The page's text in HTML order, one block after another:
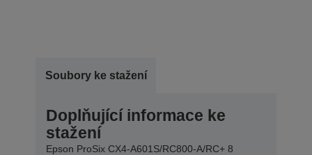
Soubory ke stažení
Doplňující informace ke
stažení
Epson ProSix CX4-A601S/RC800-A/RC+ 8